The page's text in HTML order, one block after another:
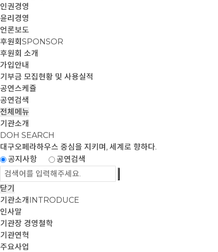
인권경영
윤리경영
언론보도
후원회 SPONSOR
후원회 소개
가입안내
기부금 모집현황 및 사용실적
공연스케쥴
공연검색
전체메뉴
기관소개
DOH SEARCH
대구오페라하우스 중심을 지키며, 세계로 향하다.
공지사항
공연검색
닫기
기관소개 INTRODUCE
인사말
기관장 경영철학
기관연혁
주요사업